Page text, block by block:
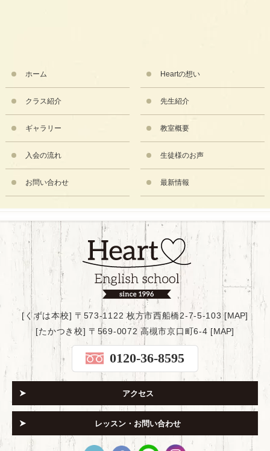
ホーム Heartの想い
クラス紹介 先生紹介
ギャラリー 教室概要
入会の流れ 生徒様のお声
お問い合わせ 最新情報
[くずは本校] 〒573-1122 枚方市西船橋2-7-5-103 [MAP]
[たかつき校] 〒569-0072 高槻市京口町6-4 [MAP]
0120-36-8595
アクセス
レッスン・お問い合わせ